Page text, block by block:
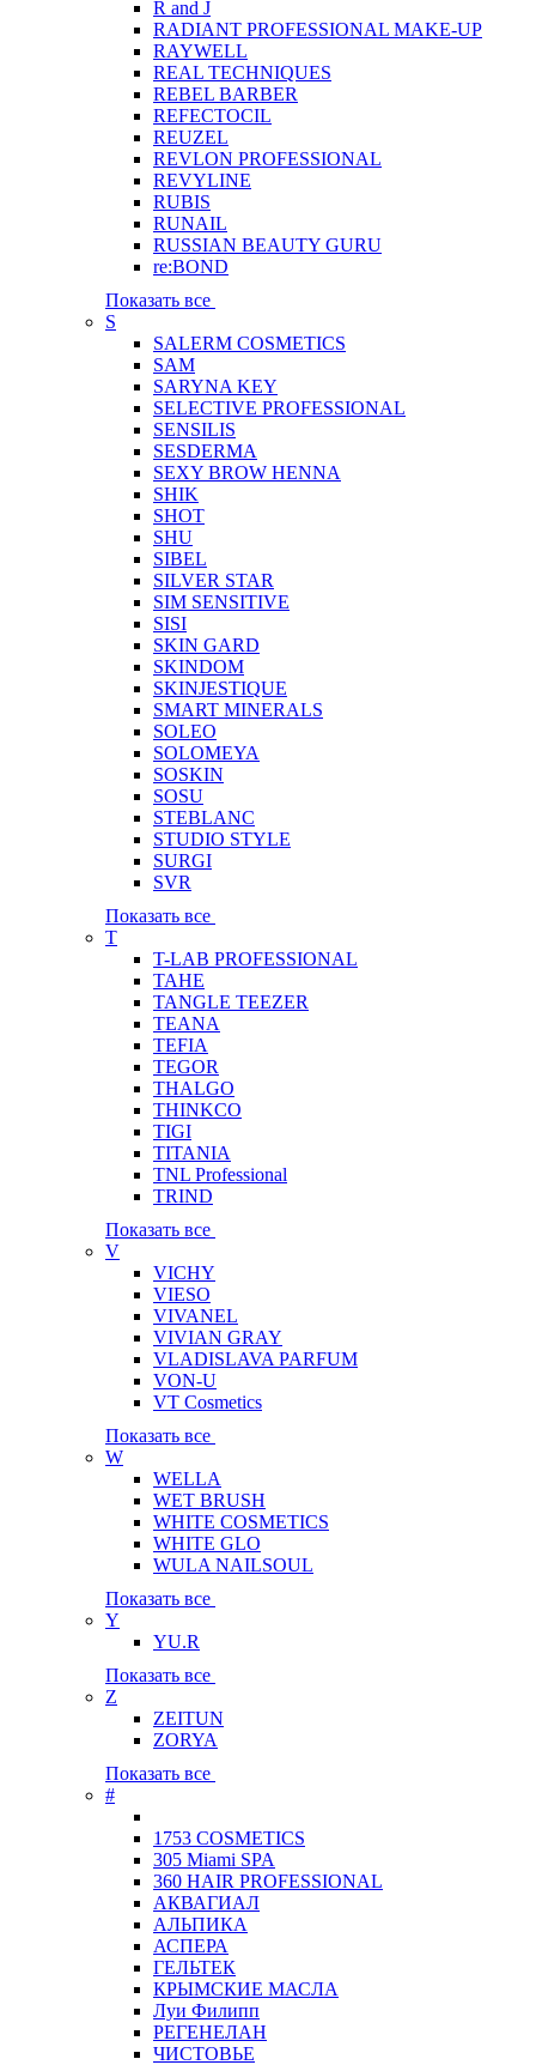
R and J
RADIANT PROFESSIONAL MAKE-UP
RAYWELL
REAL TECHNIQUES
REBEL BARBER
REFECTOCIL
REUZEL
REVLON PROFESSIONAL
REVYLINE
RUBIS
RUNAIL
RUSSIAN BEAUTY GURU
re:BOND
Показать все
S
SALERM COSMETICS
SAM
SARYNA KEY
SELECTIVE PROFESSIONAL
SENSILIS
SESDERMA
SEXY BROW HENNA
SHIK
SHOT
SHU
SIBEL
SILVER STAR
SIM SENSITIVE
SISI
SKIN GARD
SKINDOM
SKINJESTIQUE
SMART MINERALS
SOLEO
SOLOMEYA
SOSKIN
SOSU
STEBLANC
STUDIO STYLE
SURGI
SVR
Показать все
T
T-LAB PROFESSIONAL
TAHE
TANGLE TEEZER
TEANA
TEFIA
TEGOR
THALGO
THINKCO
TIGI
TITANIA
TNL Professional
TRIND
Показать все
V
VICHY
VIESO
VIVANEL
VIVIAN GRAY
VLADISLAVA PARFUM
VON-U
VT Cosmetics
Показать все
W
WELLA
WET BRUSH
WHITE COSMETICS
WHITE GLO
WULA NAILSOUL
Показать все
Y
YU.R
Показать все
Z
ZEITUN
ZORYA
Показать все
#
1753 COSMETICS
305 Miami SPA
360 HAIR PROFESSIONAL
АКВАГИАЛ
АЛЬПИКА
АСПЕРА
ГЕЛЬТЕК
КРЫМСКИЕ МАСЛА
Луи Филипп
РЕГЕНЕЛАН
ЧИСТОВЬЕ